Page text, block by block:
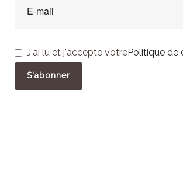
J'ai lu et j'accepte votrePolitique de